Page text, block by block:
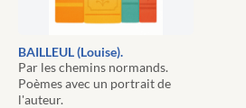
BAILLEUL (Louise).
Par les chemins normands.
Poèmes avec un portrait de
l'auteur.